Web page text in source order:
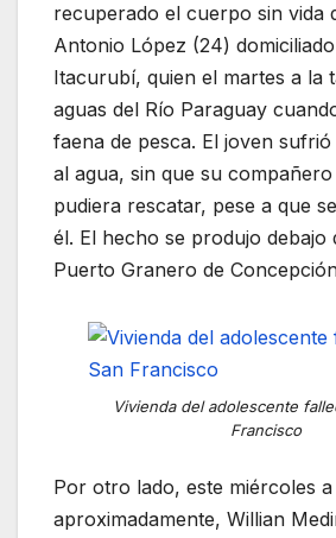
recuperado el cuerpo sin vida
Antonio López (24)
Itacurubí, quien el martes a la
aguas del Río Paraguay
faena de pesca. El joven
al agua, sin que su
pudiera rescatar, pese a que
él. El hecho se produjo debajo
Puerto Granero de
Vivienda del adolescente
Francisco
Por otro lado, este miércoles a
aproximadamente, Willian